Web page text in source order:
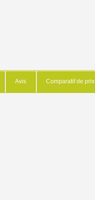
Avis Comparatif de prix